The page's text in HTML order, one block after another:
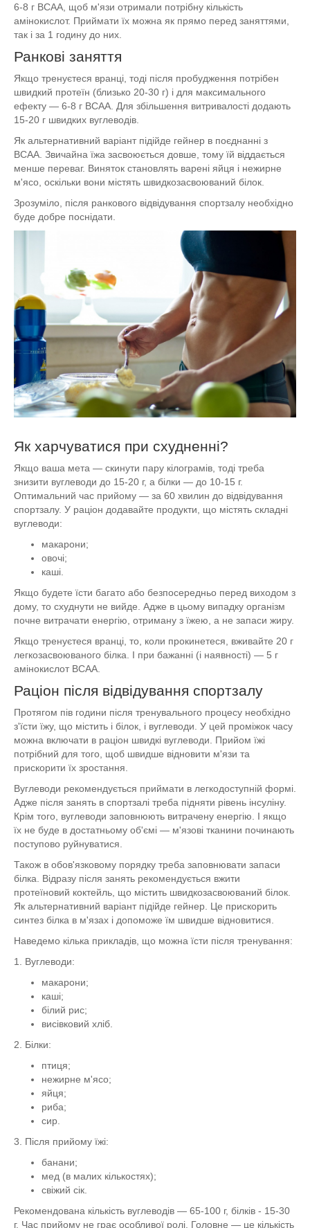
6-8 г BCAA, щоб м'язи отримали потрібну кількість
амінокислот. Приймати їх можна як прямо перед заняттями,
так і за 1 годину до них.
Ранкові заняття
Якщо тренуєтеся вранці, тоді після пробудження потрібен
швидкий протеїн (близько 20-30 г) і для максимального
ефекту — 6-8 г BCAA. Для збільшення витривалості додають
15-20 г швидких вуглеводів.
Як альтернативний варіант підійде гейнер в поєднанні з
BCAA. Звичайна їжа засвоюється довше, тому їй віддається
менше переваг. Виняток становлять варені яйця і нежирне
м'ясо, оскільки вони містять швидкозасвоюваний білок.
Зрозуміло, після ранкового відвідування спортзалу необхідно
буде добре поснідати.
Як харчуватися при схудненні?
Якщо ваша мета — скинути пару кілограмів, тоді треба
знизити вуглеводи до 15-20 г, а білки — до 10-15 г.
Оптимальний час прийому — за 60 хвилин до відвідування
спортзалу. У раціон додавайте продукти, що містять складні
вуглеводи:
макарони;
овочі;
каші.
Якщо будете їсти багато або безпосередньо перед виходом з
дому, то схуднути не вийде. Адже в цьому випадку організм
почне витрачати енергію, отриману з їжею, а не запаси жиру.
Якщо тренуєтеся вранці, то, коли прокинетеся, вживайте 20 г
легкозасвоюваного білка. І при бажанні (і наявності) — 5 г
амінокислот BCAA.
Раціон після відвідування спортзалу
Протягом пів години після тренувального процесу необхідно
з'їсти їжу, що містить і білок, і вуглеводи. У цей проміжок часу
можна включати в раціон швидкі вуглеводи. Прийом їжі
потрібний для того, щоб швидше відновити м'язи та
прискорити їх зростання.
Вуглеводи рекомендується приймати в легкодоступній формі.
Адже після занять в спортзалі треба підняти рівень інсуліну.
Крім того, вуглеводи заповнюють витрачену енергію. І якщо
їх не буде в достатньому об'ємі — м'язові тканини починають
поступово руйнуватися.
Також в обов'язковому порядку треба заповнювати запаси
білка. Відразу після занять рекомендується вжити
протеїновий коктейль, що містить швидкозасвоюваний білок.
Як альтернативний варіант підійде гейнер. Це прискорить
синтез білка в м'язах і допоможе їм швидше відновитися.
Наведемо кілька прикладів, що можна їсти після тренування:
1. Вуглеводи:
макарони;
каші;
білий рис;
висівковий хліб.
2. Білки:
птиця;
нежирне м'ясо;
яйця;
риба;
сир.
3. Після прийому їжі:
банани;
мед (в малих кількостях);
свіжий сік.
Рекомендована кількість вуглеводів — 65-100 г, білків - 15-30
г. Час прийому не грає особливої ​​ролі. Головне — це кількість